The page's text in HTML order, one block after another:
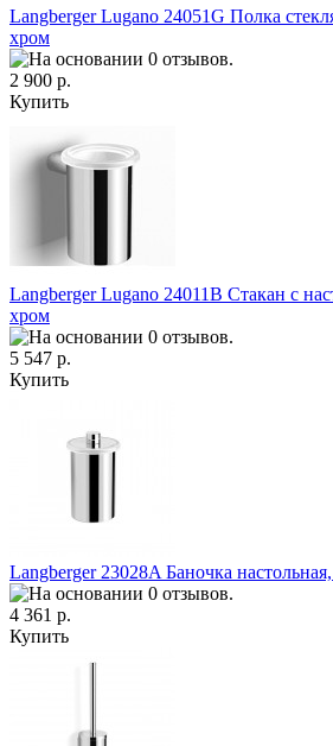
Langberger Lugano 24051G Полка
хром
2 900 р.
Купить
Langberger Lugano 24011B Стакан с
хром
5 547 р.
Купить
Langberger 23028A Баночка
4 361 р.
Купить